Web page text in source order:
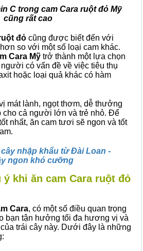
C trong cam Cara ruột đỏ Mỹ
cũng rất cao
đỏ cũng được biết đến với
so với một số loại cam khác.
Cara Mỹ trở thành một lựa chọn
có vấn đề về việc tiêu thụ
hoặc loại quả khác có hàm
mát lành, ngọt thơm, dễ thưởng
cho cả người lớn và trẻ nhỏ. Để
nhất, ăn cam tươi sẽ ngon và tốt
cây nhập khẩu từ Đài Loan -
ngon khó cưỡng
khi ăn cam Cara ruột đỏ
Cara, có một số điều quan trọng
bạn tận hưởng tối đa hương vị và
trái cây này. Dưới đây là những